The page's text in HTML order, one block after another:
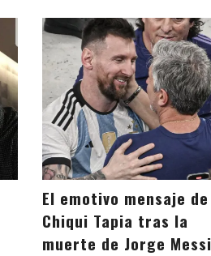
El emotivo mensaje de
Chiqui Tapia tras la
muerte de Jorge Messi